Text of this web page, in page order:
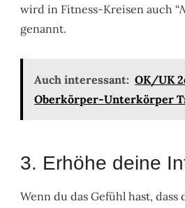
wird in Fitness-Kreisen auch “
genannt.
Auch interessant: OK/UK
Oberkörper-Unterkörper
3. Erhöhe deine
Wenn du das Gefühl hast,